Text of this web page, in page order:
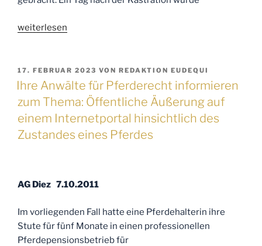
„Ihre
Pferderecht
informieren
zum
Thema:
Stellt
eine
Kastrations
OP
gebildete
Samenstrangfistel
weiterlesen
VERÖFFENTLICHT
AM
17. FEBRUAR 2023 VON REDAKTION EUDEQUI
Ihre Anwälte für Pferderecht informieren
zum Thema: Öffentliche Äußerung auf
einem Internetportal hinsichtlich des
Zustandes eines Pferdes
AG Diez 7.10.2011
Im vorliegenden Fall hatte eine Pferdehalterin ihre
Stute für fünf Monate in einen professionellen
Pferdepensionsbetrieb für